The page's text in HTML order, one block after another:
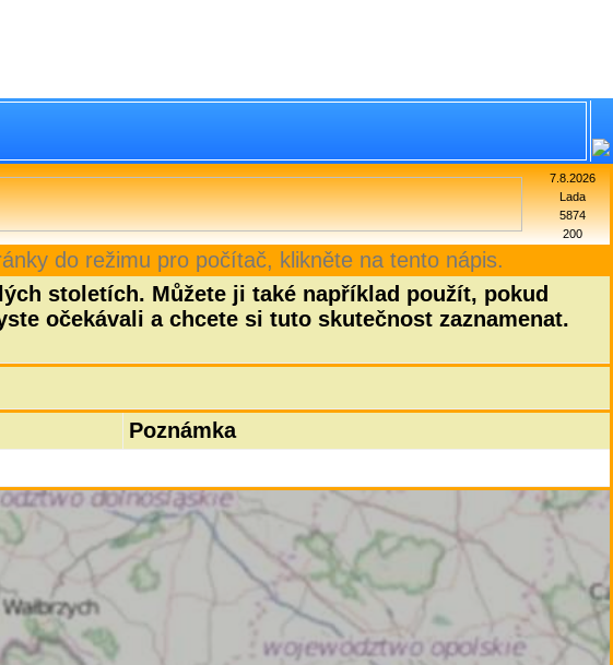
7.8.2026
Lada
5874
200
do režimu pro počítač, klikněte na tento nápis.
stoletích. Můžete ji také například použít, pokud
očekávali a chcete si tuto skutečnost zaznamenat.
Poznámka